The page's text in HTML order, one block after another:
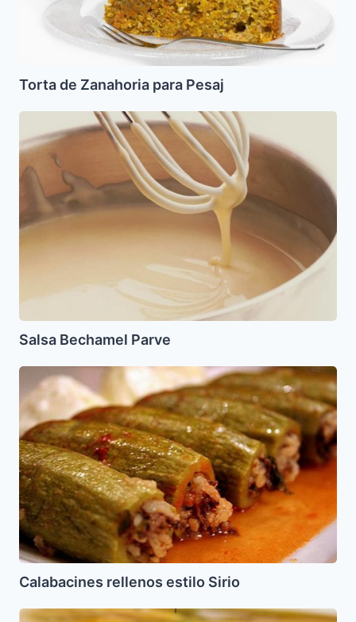
Torta de Zanahoria para Pesaj
Bechamel
Parve
Salsa Bechamel Parve
Calabacines
rellenos
estilo
Sirio
Calabacines rellenos estilo Sirio
Dedos